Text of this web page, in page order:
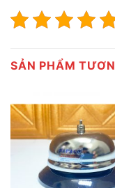
SẢN PHẨM